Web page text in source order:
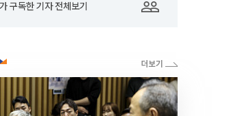
구독한 기자 전체보기